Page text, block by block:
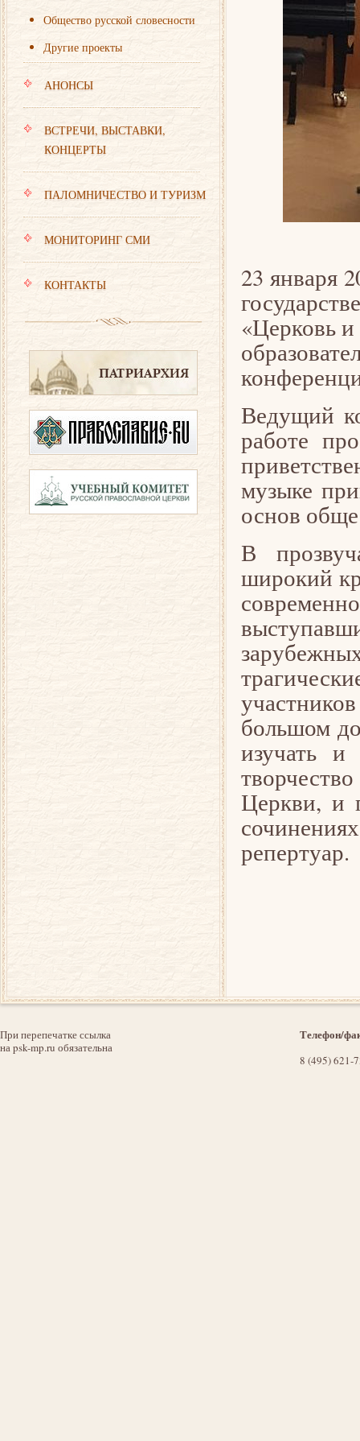
Общество русской словесности
Другие проекты
АНОНСЫ
ВСТРЕЧИ, ВЫСТАВКИ,
КОНЦЕРТЫ
ПАЛОМНИЧЕСТВО И ТУРИЗМ
МОНИТОРИНГ СМИ
КОНТАКТЫ
23 января
«Церковь
Ведущий
работе
музыке
основ
В
широкий
большом
изучать и
Церкви, и
репертуар.
При перепечатке ссылка
на psk-mp.ru обязательна
Телефон/
8 (495) 621-